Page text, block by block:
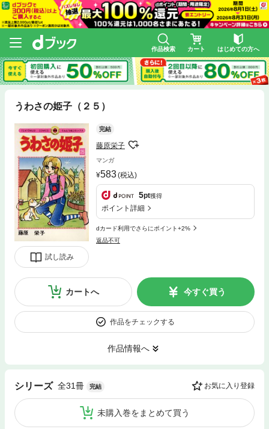
作品検索 カート はじめての方へ
うわさの姫子（２５）
試し読み
完結
藤原栄子
マンガ
583(税込)
5pt獲得
ポイント詳細
dカード利用でさらにポイント+2%
返品不可
カートへ 今すぐ買う
作品をチェックする
作品情報へ
シリーズ 全31冊 完結 お気に入り登録
未購入巻をまとめて買う